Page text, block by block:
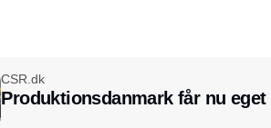
CSR.dk
Produktionsdanmark får nu eget